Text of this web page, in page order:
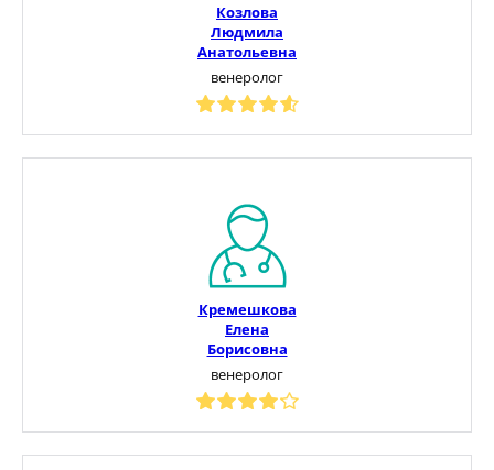
Козлова
Людмила
Анатольевна
венеролог
Кремешкова
Елена
Борисовна
венеролог